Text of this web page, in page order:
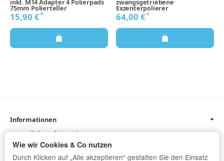
inkl. M14 Adapter 4 Polierpads
75mm Polierteller
15,90 €*
zwangsgetriebene
Exzenterpolierer
64,00 €*
Informationen
Gesetzliche Informationen
Newsletter
Wie wir Cookies & Co nutzen
Durch Klicken auf „Alle akzeptieren“ gestatten Sie den Einsatz